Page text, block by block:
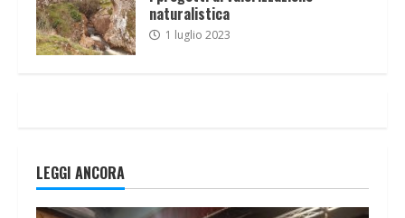
naturalistica
1 luglio 2023
LEGGI ANCORA